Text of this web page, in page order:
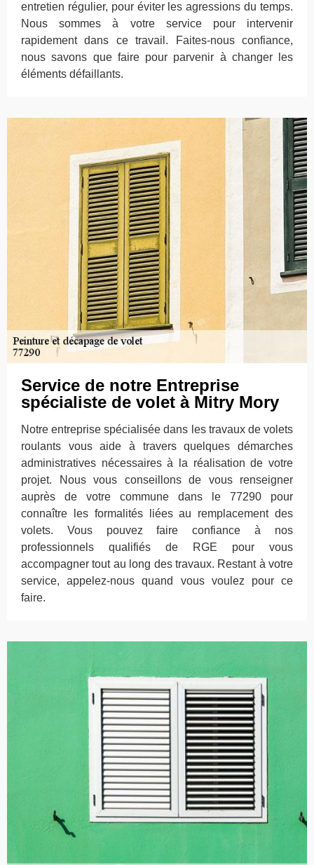
entretien régulier, pour éviter les agressions du temps.
Nous sommes à votre service pour intervenir
rapidement dans ce travail. Faites-nous confiance,
nous savons que faire pour parvenir à changer les
éléments défaillants.
Service de notre Entreprise
spécialiste de volet à Mitry Mory
Notre entreprise spécialisée dans les travaux de volets
roulants vous aide à travers quelques démarches
administratives nécessaires à la réalisation de votre
projet. Nous vous conseillons de vous renseigner
auprès de votre commune dans le 77290 pour
connaître les formalités liées au remplacement des
volets. Vous pouvez faire confiance à nos
professionnels qualifiés de RGE pour vous
accompagner tout au long des travaux. Restant à votre
service, appelez-nous quand vous voulez pour ce
faire.